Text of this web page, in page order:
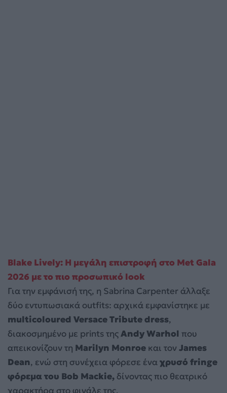
Blake Lively: Η μεγάλη επιστροφή στο Met Gala
2026 με το πιο προσωπικό look
Για την εμφάνισή της, η Sabrina Carpenter άλλαξε
δύο εντυπωσιακά outfits: αρχικά εμφανίστηκε με
multicoloured Versace Tribute dress,
διακοσμημένο με prints τηςAndy Warhol που
απεικονίζουν τη Marilyn Monroe και τονJames
Dean, ενώ στη συνέχεια φόρεσε έναχρυσό fringe
φόρεμα του Bob Mackie, δίνοντας πιο θεατρικό
χαρακτήρα στο φινάλε της.